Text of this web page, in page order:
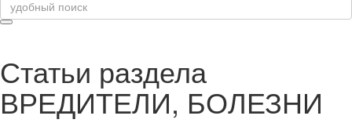
Статьи раздела
ВРЕДИТЕЛИ, БОЛЕЗНИ